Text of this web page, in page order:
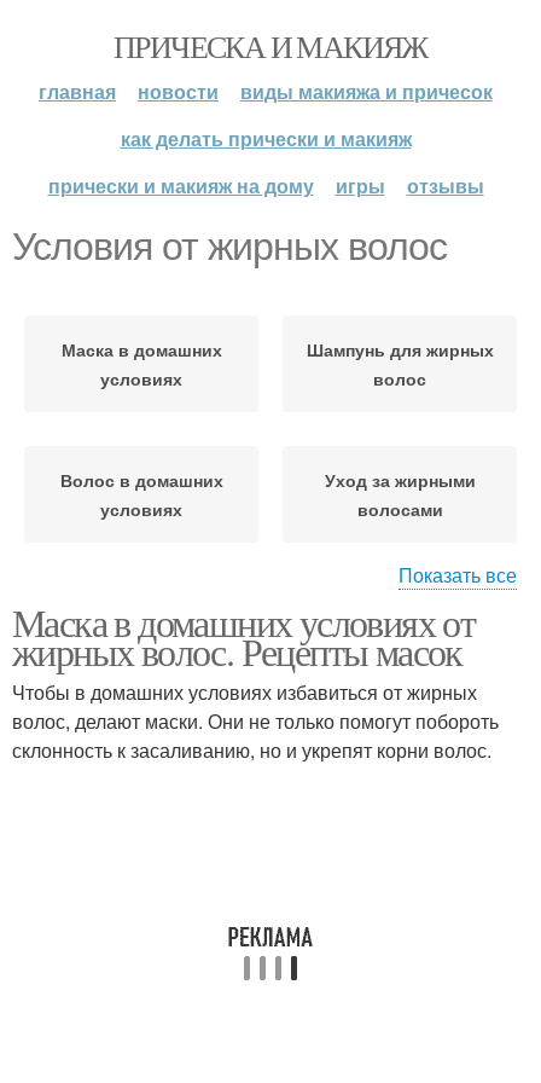
ПРИЧЕСКА И МАКИЯЖ
главная новости
виды макияжа и причесок
как делать прически и макияж
прически и макияж на дому
игры отзывы
Условия от жирных волос
Маска в домашних
условиях
Шампунь для жирных
волос
Волос в домашних
условиях
Уход за жирными
волосами
условиях
Маски для волос
Волос из глины
Мед в домашних
Показать все
Маска в домашних условиях от
жирных волос. Рецепты масок
Чтобы в домашних условиях избавиться от жирных
волос, делают маски. Они не только помогут побороть
склонность к засаливанию, но и укрепят корни волос.